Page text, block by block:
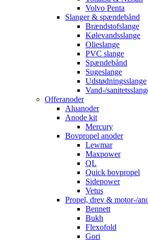
Volvo Penta
Slanger & spændebånd
Brændstofslange
Kølevandsslange
Olieslange
PVC slange
Spændebånd
Sugeslange
Udstødningsslange
Vand-/
Offeranoder
Aluanoder
Anode kit
Mercury
Bovpropel anoder
Lewmar
Maxpower
QL
Quick bovpropel
Sidepower
Vetus
Propel, drev & motor-/
Bennett
Bukh
Flexofold
Gori